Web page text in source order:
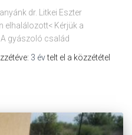
dr. Litkei Eszter
elhalálozott< Kérjük a
gyászoló család
3 évtelt el a közzététel